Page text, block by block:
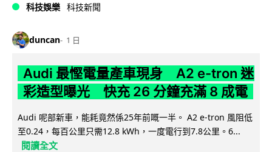
科技娛樂 科技新聞
duncan 1 日
Audi 最慳電量產車現身 A2 e-tron 迷
彩造型曝光 快充 26 分鐘充滿 8 成電
Audi 呢部新車，能耗竟然係25年前嘅一半。 A2 e-tron 風阻低
至0.24，每百公里只需12.8 kWh，一度電行到7.8公里。6...
閱讀全文